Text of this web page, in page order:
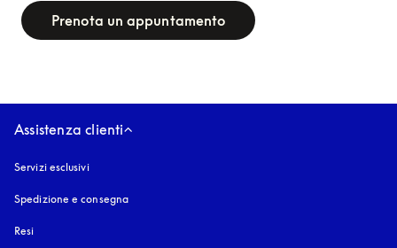
Prenota un appuntamento
Assistenza clienti
Servizi esclusivi
Spedizione e consegna
Resi